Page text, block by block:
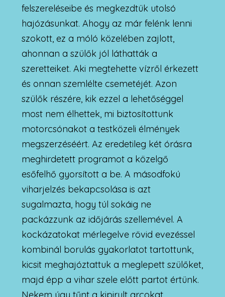
felszereléseibe és megkezdtük utolsó
hajózásunkat. Ahogy az már felénk lenni
szokott, ez a móló közelében zajlott,
ahonnan a szülők jól láthatták a
szeretteiket. Aki megtehette vízről érkezett
és onnan szemlélte csemetéjét. Azon
szülők részére, kik ezzel a lehetőséggel
most nem élhettek, mi biztosítottunk
motorcsónakot a testközeli élmények
megszerzéséért. Az eredetileg két órásra
meghirdetett programot a közelgő
esőfelhő gyorsított a be. A másodfokú
viharjelzés bekapcsolása is azt
sugalmazta, hogy túl sokáig ne
packázzunk az időjárás szellemével. A
kockázatokat mérlegelve rövid evezéssel
kombinál borulás gyakorlatot tartottunk,
kicsit meghajóztattuk a meglepett szülőket,
majd épp a vihar szele előtt partot értünk.